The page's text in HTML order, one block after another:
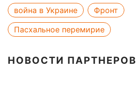
война в Украине
Фронт
Пасхальное перемирие
НОВОСТИ ПАРТНЕРОВ